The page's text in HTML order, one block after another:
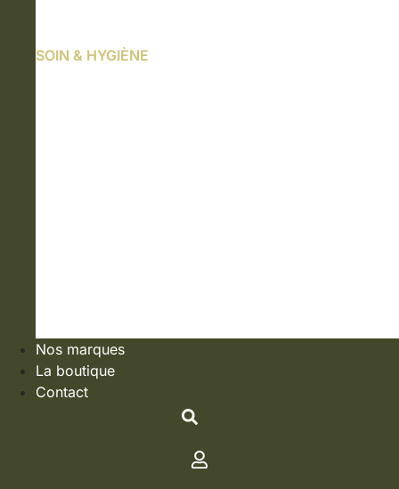
SOIN & HYGIÈNE
Nos marques
La boutique
Contact